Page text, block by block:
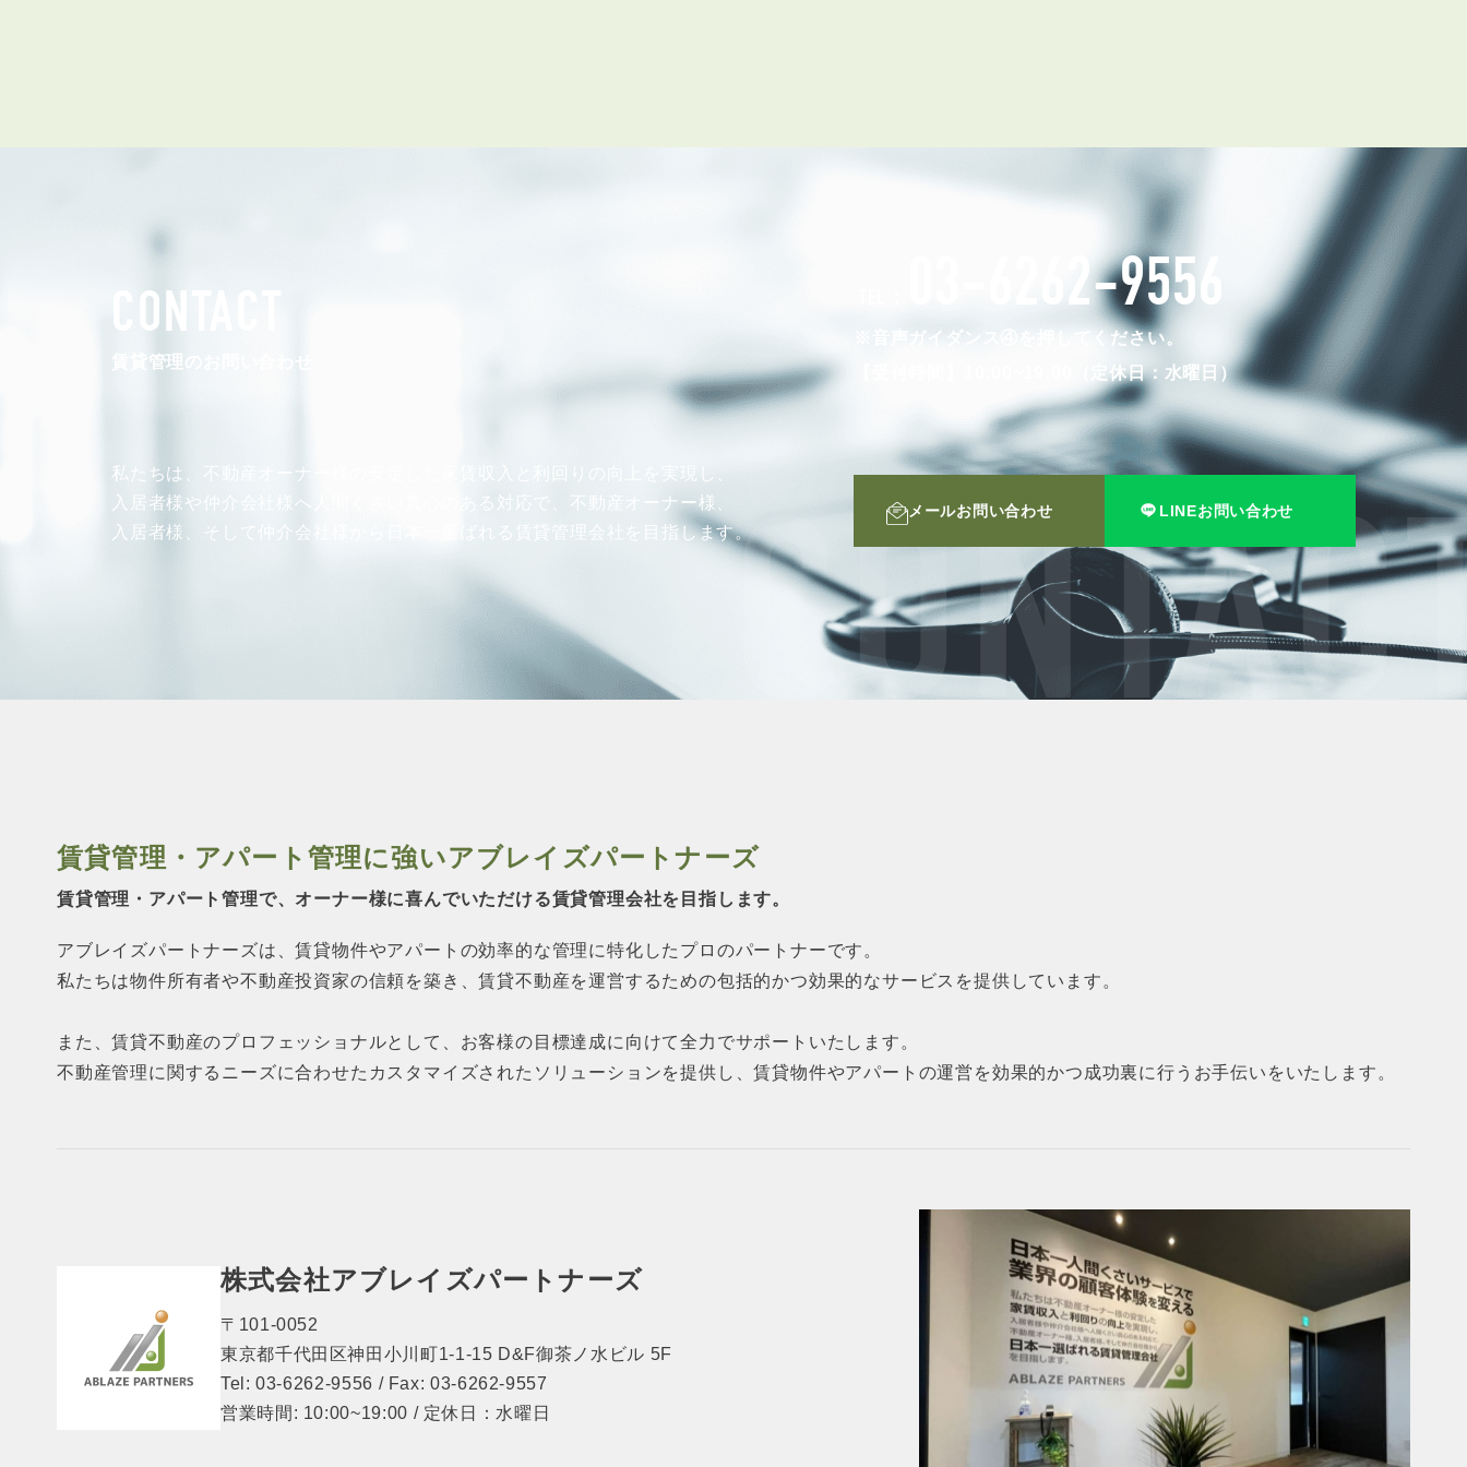
03-6262-9556
※音声ガイダンス④を押してください。
無料で賃料査定する 解約手続きはこちら
管理のお問い合わせ LINEお問い合わせ
CONTACT
賃貸管理のお問い合わせ
私たちは、不動産オーナー様の安定した
家賃収入と利回りの向上を実現し、
入居者様や仲介会社様へ人間くさい真心のある対応で、不動産オーナー様、
入居者様、そして仲介会社様から
日本一選ばれる賃貸管理会社を目指します。
03-6262-9556
※音声ガイダンス④を押してください。
【受付時間】10:00~19:00（定休日：水曜日）
メールお問い合わせ LINEお問い合わせ
賃貸管理・アパート管理に強いアブレイズパートナーズ
賃貸管理・アパート管理で、オーナー様に喜んでいただける賃貸管理会社を目指します。
アブレイズパートナーズは、賃貸物件やアパートの効率的な管理に特化したプロのパートナーです。
私たちは物件所有者や不動産投資家の信頼を築き、賃貸不動産を運営するための包括的かつ効果的なサービスを提供しています。
また、賃貸不動産のプロフェッショナルとして、お客様の目標達成に向けて全力でサポートいたします。
不動産管理に関するニーズに合わせたカスタマイズされたソリューションを提供し、賃貸物件やアパートの運営を効果的かつ成功裏に行うお手伝いをいたします。
株式会社アブレイズパートナーズ
〒101-0052
東京都千代田区神田小川町1-1-15 D&F御茶ノ水ビル 5F
Tel: 03-6262-9556 / Fax: 03-6262-9557
営業時間: 10:00~19:00 / 定休日：水曜日